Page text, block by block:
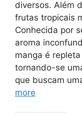
diversos. Além
frutas tropicais
Conhecida por
aroma
manga é
tornando-se
que buscam
more